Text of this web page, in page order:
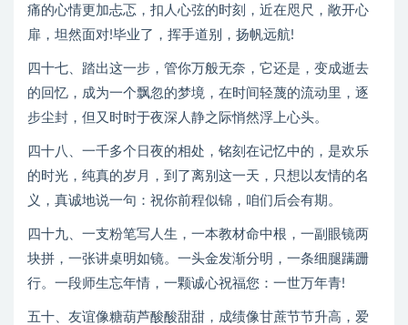
痛的心情更加忐忑，扣人心弦的时刻，近在咫尺，敞开心
扉，坦然面对!毕业了，挥手道别，扬帆远航!
四十七、踏出这一步，管你万般无奈，它还是，变成逝去
的回忆，成为一个飘忽的梦境，在时间轻蔑的流动里，逐
步尘封，但又时时于夜深人静之际悄然浮上心头。
四十八、一千多个日夜的相处，铭刻在记忆中的，是欢乐
的时光，纯真的岁月，到了离别这一天，只想以友情的名
义，真诚地说一句：祝你前程似锦，咱们后会有期。
四十九、一支粉笔写人生，一本教材命中根，一副眼镜两
块拼，一张讲桌明如镜。一头金发渐分明，一条细腿蹒跚
行。一段师生忘年情，一颗诚心祝福您：一世万年青!
五十、友谊像糖葫芦酸酸甜甜，成绩像甘蔗节节升高，爱